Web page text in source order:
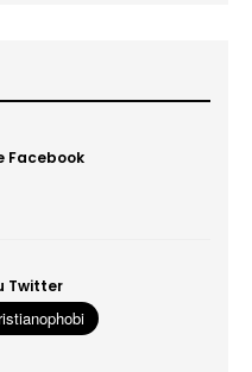
Facebook
Twitter